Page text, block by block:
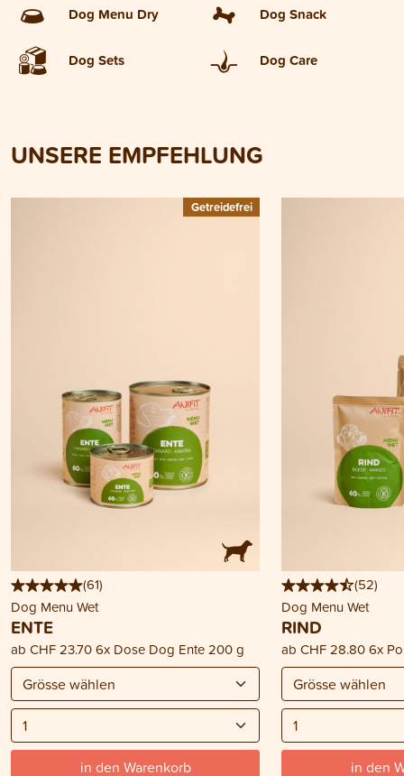
Dog Menu Dry
Dog Sets
Dog Snack
Dog Care
UNSERE EMPFEHLUNG
Getreidefrei
(61)
Dog Menu Wet
ENTE
ab CHF 23.706x Dose Dog Ente 200 g
in den Warenkorb
(52)
Dog Menu Wet
RIND
ab CHF 28.806x
in den